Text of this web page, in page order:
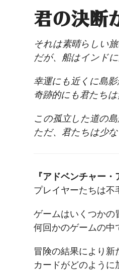
君の決断
それは素晴らしい
だが、船はインド
幸運にも近くに島
奇跡的にも君たち
この孤立した道の
ただ、君たちは少
『アドベンチャー・
プレイヤーたちは不
ゲームはいくつかの
何回かのゲームの中
冒険の結果により新
カードがどのように